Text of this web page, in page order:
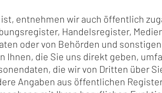
entnehmen wir auch öffentlich
Handelsregister,
oder von Behörden und
Ihnen, die Sie uns direkt geben,
die wir von Dritten über
Angaben aus öffentlichen